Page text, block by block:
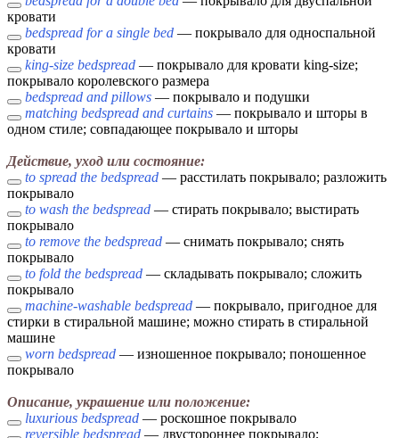
кровати
bedspread for a single bed — покрывало для односпальной
кровати
king-size bedspread — покрывало для кровати king-size;
покрывало королевского размера
bedspread and pillows — покрывало и подушки
matching bedspread and curtains — покрывало и шторы в
одном стиле; совпадающее покрывало и шторы
Действие, уход или состояние:
to spread the bedspread — расстилать покрывало; разложить
покрывало
to wash the bedspread — стирать покрывало; выстирать
покрывало
to remove the bedspread — снимать покрывало; снять
покрывало
to fold the bedspread — складывать покрывало; сложить
покрывало
machine-washable bedspread — покрывало, пригодное для
стирки в стиральной машине; можно стирать в стиральной
машине
worn bedspread — изношенное покрывало; поношенное
покрывало
Описание, украшение или положение:
luxurious bedspread — роскошное покрывало
reversible bedspread — двустороннее покрывало;